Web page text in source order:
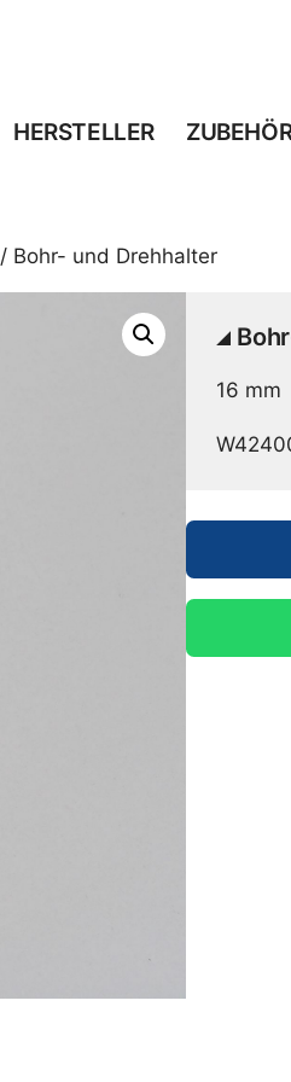
HERSTELLER
/ Bohr- und Drehhalter
16 mm